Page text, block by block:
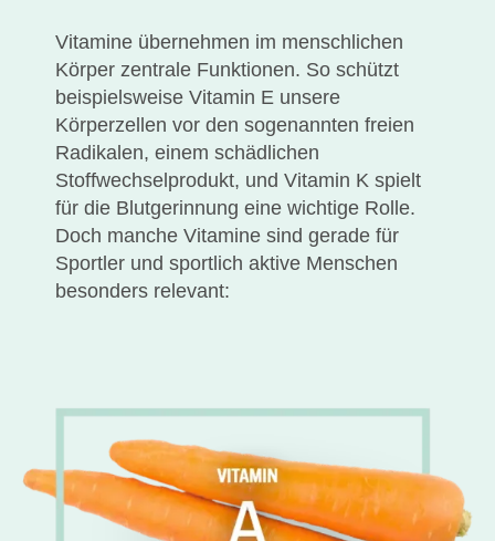
Vitamine übernehmen im menschlichen
Körper zentrale Funktionen. So schützt
beispielsweise Vitamin E unsere
Körperzellen vor den sogenannten freien
Radikalen, einem schädlichen
Stoffwechselprodukt, und Vitamin K spielt
für die Blutgerinnung eine wichtige Rolle.
Doch manche Vitamine sind gerade für
Sportler und sportlich aktive Menschen
besonders relevant: